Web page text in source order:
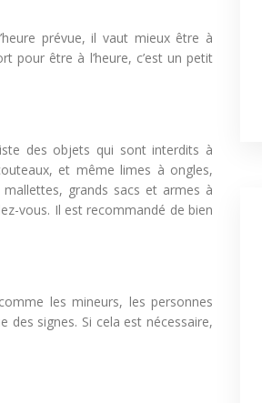
prévue, il vaut mieux être à
pour être à l’heure, c’est un petit
des objets qui sont interdits à
et même limes à ongles,
grands sacs et armes à
vous. Il est recommandé de bien
les mineurs, les personnes
des signes. Si cela est nécessaire,